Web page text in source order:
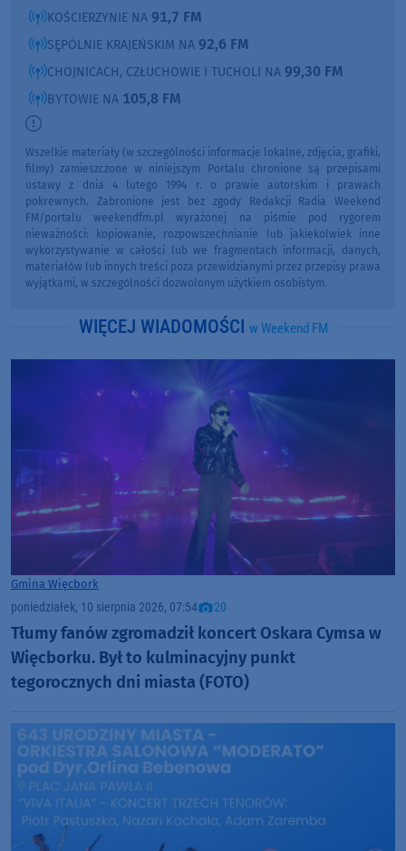
KOŚCIERZYNIE NA 91,7 FM
SĘPÓLNIE KRAJEŃSKIM NA 92,6 FM
CHOJNICACH, CZŁUCHOWIE I TUCHOLI NA 99,30 FM
BYTOWIE NA 105,8 FM
Wszelkie materiały (w szczególności informacje lokalne, zdjęcia, grafiki,
filmy) zamieszczone w niniejszym Portalu chronione są przepisami
ustawy z dnia 4 lutego 1994 r. o prawie autorskim i prawach
pokrewnych. Zabronione jest bez zgody Redakcji Radia Weekend
FM/portalu weekendfm.pl wyrażonej na piśmie pod rygorem
nieważności: kopiowanie, rozpowszechnianie lub jakiekolwiek inne
wykorzystywanie w całości lub we fragmentach informacji, danych,
materiałów lub innych treści poza przewidzianymi przez przepisy prawa
wyjątkami, w szczególności dozwolonym użytkiem osobistym.
WIĘCEJ WIADOMOŚCI w Weekend FM
Gmina Więcbork
poniedziałek, 10 sierpnia 2026, 07:54 20
Tłumy fanów zgromadził koncert Oskara Cymsa w
Więcborku. Był to kulminacyjny punkt
tegorocznych dni miasta (FOTO)